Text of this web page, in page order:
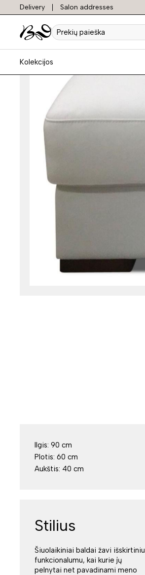
Delivery Salon addresses
Prekių
paieška
Kolekcijos
Ilgis: 90 cm
Plotis: 60 cm
Aukštis: 40 cm
Stilius
Šiuolaikiniai baldai žavi išskirtiniu
funkcionalumu, kai kurie jų
pelnytai net pavadinami meno